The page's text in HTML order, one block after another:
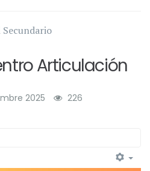
Secundario
Articulación
2025 226